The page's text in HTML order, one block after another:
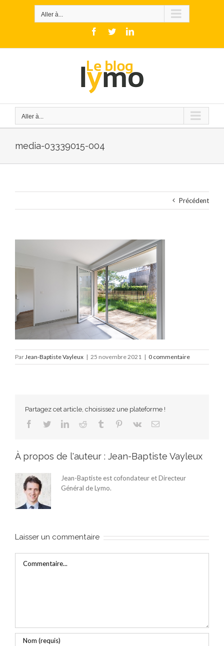
Aller à...
Facebook
TwitterLinkedIn
Aller à...
media-03339015-004
Précédent
ParJean-Baptiste Vayleux | 25 novembre 2021 | 0 commentaire
Partagez cet article, choisissez une plateforme !
Facebook
TwitterLinkedInReddit Tumblr Pinterest
Vk Email
À propos de l'auteur : Jean-Baptiste Vayleux
Jean-Baptiste est cofondateur et Directeur
Général de Lymo.
Laisser un commentaire